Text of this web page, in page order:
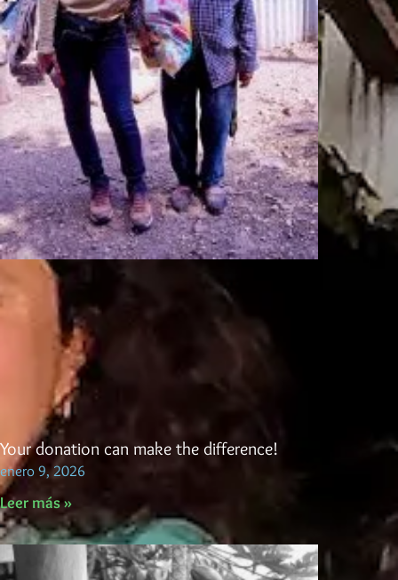
Your donation can make the difference!
enero 9, 2026
Leer más »